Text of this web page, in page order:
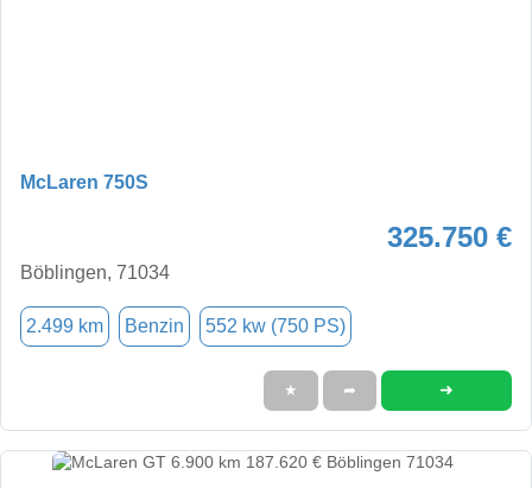
McLaren 750S
325.750 €
Böblingen, 71034
2.499 km Benzin 552 kw (750 PS)
★ ➦ ➜